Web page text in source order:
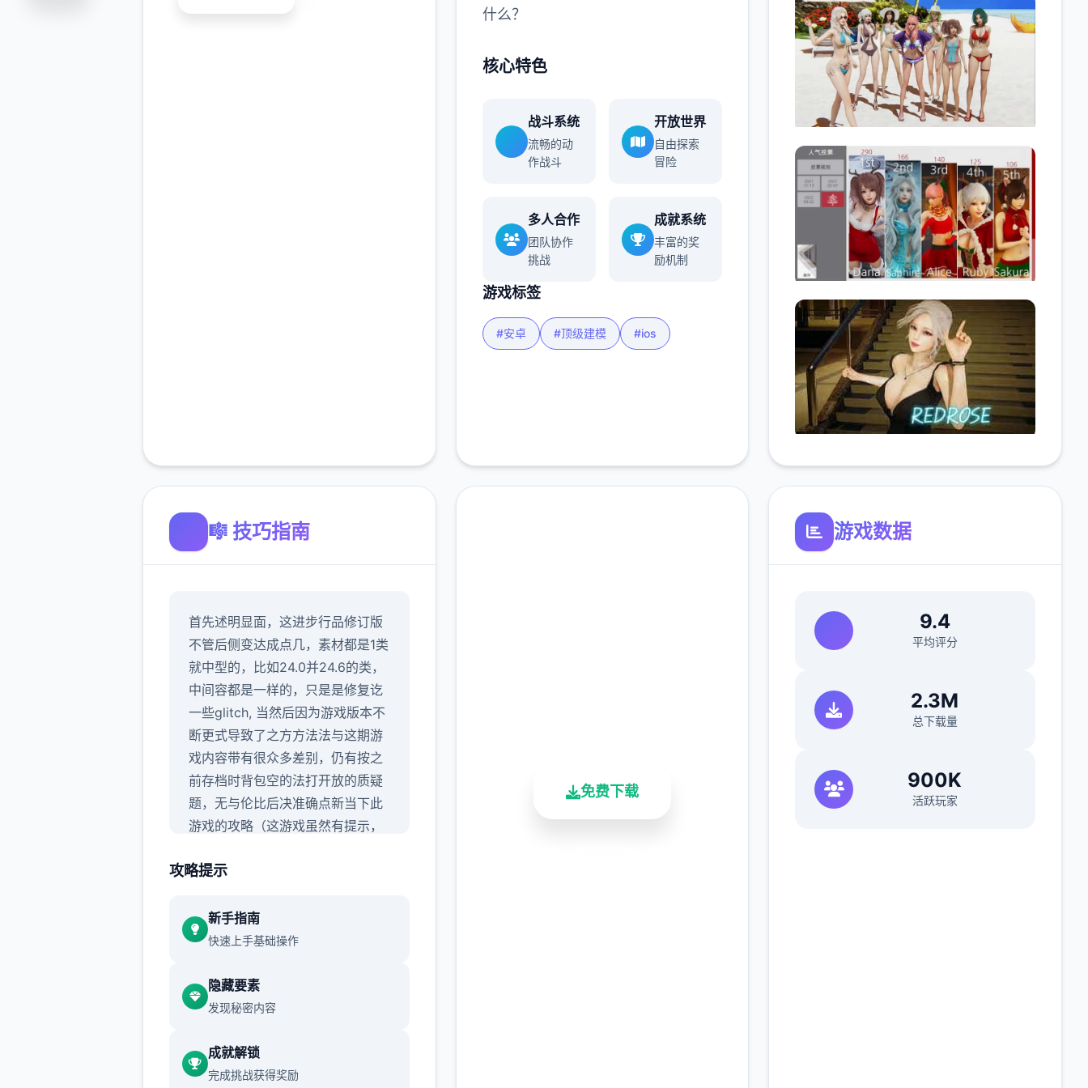
什么？
核心特色
战斗系统
流畅的动
作战斗
开放世界
自由探索
冒险
多人合作
团队协作
挑战
成就系统
丰富的奖
励机制
游戏标签
#安卓 #顶级建模 #ios
🎼 技巧指南
首先述明显面，这进步行品修订版
不管后侧变达成点几，素材都是1类
就中型的，比如24.0并24.6的类，
中间容都是一样的，只是是修复讫
一些glitch, 当然后因为游戏版本不
断更式导致了之方方法法与这期游
戏内容带有很众多差别，仍有按之
前存档时背包空的法打开放的质疑
题，无与伦比后决准确点新当下此
游戏的攻略（这游戏虽然有提示，
措的，尤其是圣诞内容，还挺难，
版本剧情状的这次重点瞧sakura的
内容正是行了，本次革新主导要是
攻略提示
新手指南
快速上手基础操作
隐藏要素
发现秘密内容
成就解锁
完成挑战获得奖励
免费下载
游戏数据
9.4
平均评分
2.3M
总下载量
900K
活跃玩家